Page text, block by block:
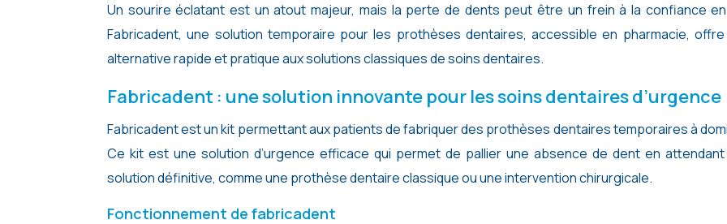
Un sourire éclatant est un atout majeur, mais la perte de dents peut être un frein à la confiance en soi.
Fabricadent, une solution temporaire pour les prothèses dentaires, accessible en pharmacie,
alternative rapide et pratique aux solutions classiques de soins dentaires.
Fabricadent : une solution innovante pour les soins dentaires d’urgence
Fabricadent est un kit permettant aux patients de fabriquer des prothèses dentaires temporaires à
Ce kit est une solution d’urgence efficace qui permet de pallier une absence de dent en
solution définitive, comme une prothèse dentaire classique ou une intervention chirurgicale.
Fonctionnement de fabricadent